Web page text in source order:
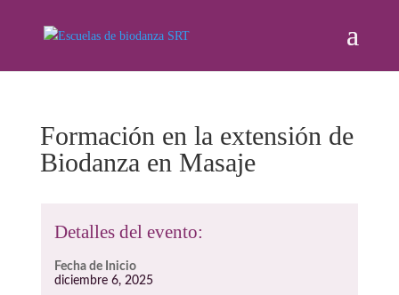
Formación en la extensión de
Biodanza en Masaje
Detalles del evento:
Fecha de Inicio
diciembre 6, 2025